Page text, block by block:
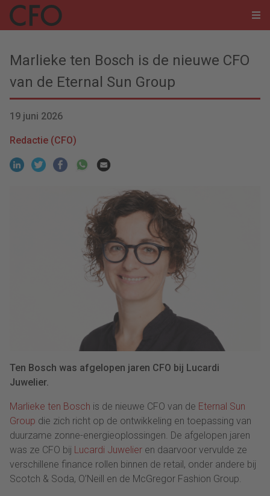
Marlieke ten Bosch is de nieuwe CFO
van de Eternal Sun Group
19 juni 2026
Redactie (CFO)
Ten Bosch was afgelopen jaren CFO bij Lucardi
Juwelier.
Marlieke ten Bosch is de nieuwe CFO van de Eternal Sun
Group die zich richt op de ontwikkeling en toepassing van
duurzame zonne-energieoplossingen. De afgelopen jaren
was ze CFO bij Lucardi Juwelier en daarvoor vervulde ze
verschillene finance rollen binnen de retail, onder andere bij
Scotch & Soda, O’Neill en de McGregor Fashion Group.